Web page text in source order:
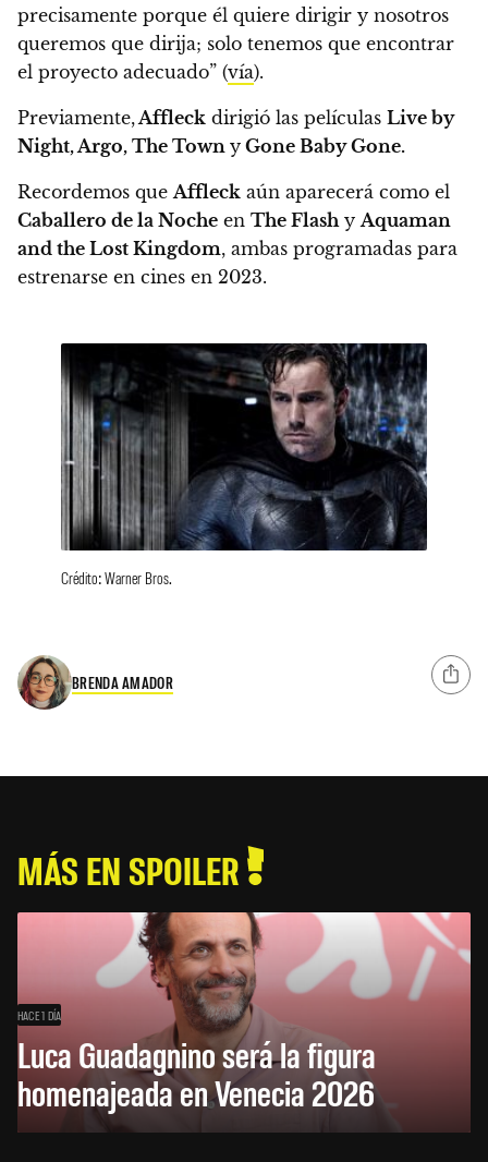
precisamente porque él quiere dirigir y nosotros
queremos que dirija; solo tenemos que encontrar
el proyecto adecuado” (vía).
Previamente,Affleck dirigió las películas Live by
Night, Argo, The Town y Gone Baby Gone.
Recordemos queAffleck aún aparecerá como el
Caballero de la Noche en The FlashyAquaman
and the Lost Kingdom, ambas programadas para
estrenarse en cines en 2023.
Crédito: Warner Bros.
BRENDA AMADOR
MÁS EN SPOILER
HACE 1 DÍA
Luca Guadagnino será la figura
homenajeada en Venecia 2026